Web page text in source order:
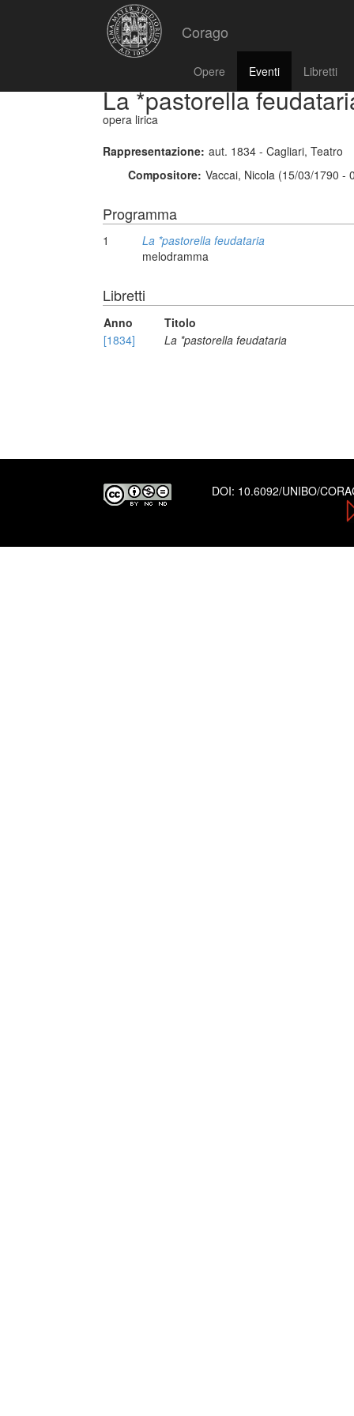
Corago
Opere Eventi Libretti
La *pastorella
opera lirica
Rappresentazione: aut. 1834 - Cagliari, Teatro
Compositore: Vaccai, Nicola (15/03/1790 -
Programma
1
La *pastorella feudataria
melodramma
Libretti
Anno
Titolo
[1834]
La *pastorella feudataria
DOI: 10.6092/UNIBO/